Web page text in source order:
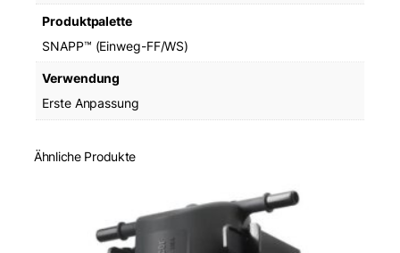
Produktpalette
SNAPP™ (Einweg-FF/WS)
Verwendung
Erste Anpassung
Ähnliche Produkte